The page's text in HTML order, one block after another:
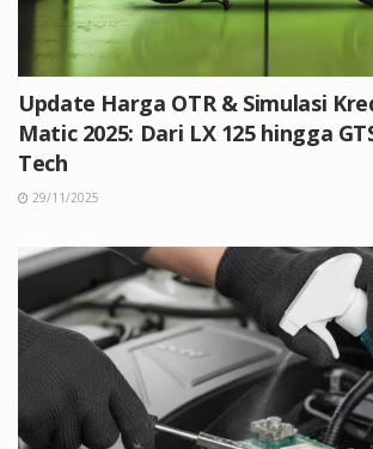
Update Harga OTR & Simulasi
Matic 2025: Dari LX 125 hingga
Tech
29/11/2025